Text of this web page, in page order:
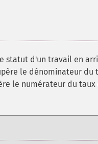
statut d'un travail en
le dénominateur du
le numérateur du